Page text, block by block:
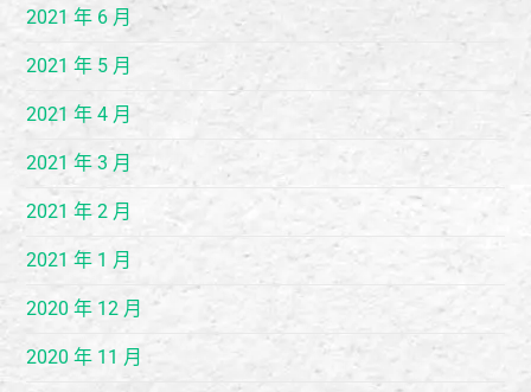
2021 年 6 月
2021 年 5 月
2021 年 4 月
2021 年 3 月
2021 年 2 月
2021 年 1 月
2020 年 12 月
2020 年 11 月